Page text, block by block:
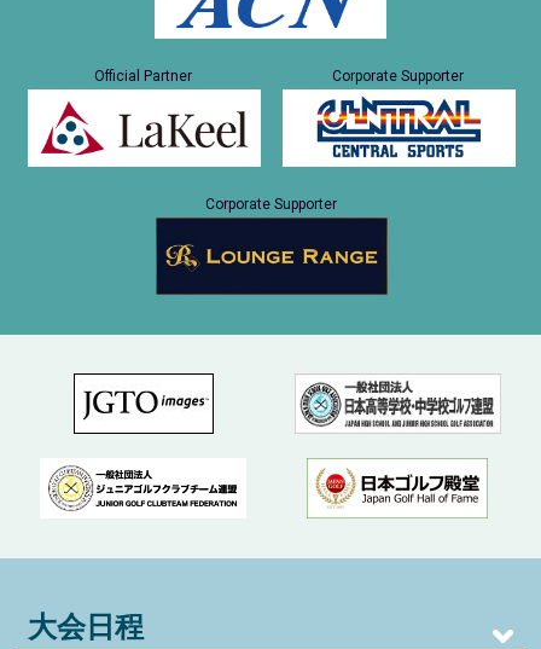
Official Partner Corporate Supporter
Corporate Supporter
大会日程